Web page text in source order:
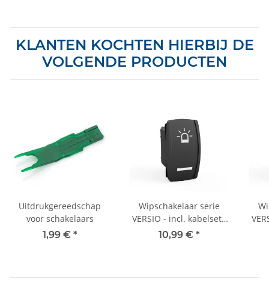
KLANTEN KOCHTEN HIERBIJ DE
VOLGENDE PRODUCTEN
Uitdrukgereedschap
voor schakelaars
1,99 € *
Wipschakelaar serie
VERSIO - incl. kabelset -
12V/24V - "rondomlicht"
10,99 € *